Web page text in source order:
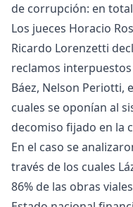
de corrupción: en
Los jueces Horacio
Ricardo Lorenzetti
reclamos
Báez, Nelson Periotti,
cuales se oponían al
decomiso fijado en la
En el caso se
través de los cuales
86% de las obras